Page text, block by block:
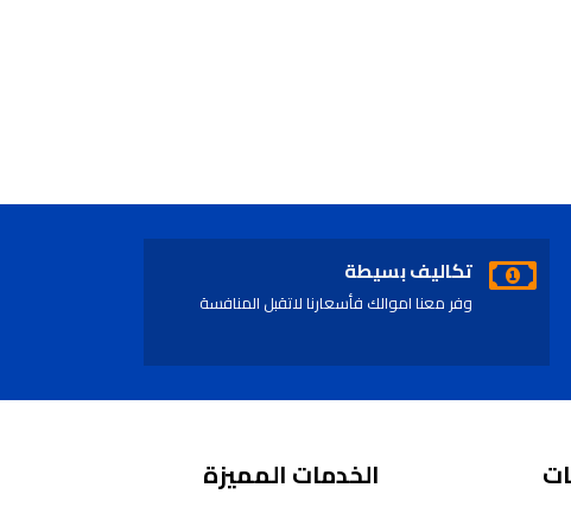
تكاليف بسيطة
وفر معنا اموالك فأسعارنا لاتقبل المنافسة
الخدمات المميزة